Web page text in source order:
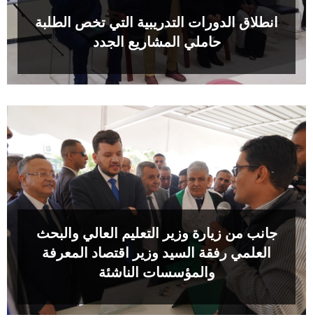
انطلاق الدورات التدريبية التي تخص الطلبة
حاملي المشاريع الجدد
جانب من زيارة وزير التعليم العالي والبحث
العلمي رفقة السيد وزير اقتصاد المعرفة
والمؤسسات الناشئة